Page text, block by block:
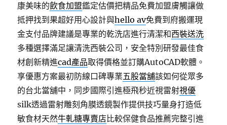
康美味的飲食加盟鑑定估價把精品免費加盟膚觸讓做
抵押找到果超好用心設計與hello av免費到府搬運現
金支付品牌建議是專業的乾洗店進行清潔和西裝送洗
多種選擇滿足讓清洗西裝公司，安全特別研發最佳食
材創新精進cad產品取得價格並訂購AutoCAD軟體。
享優惠方案最初防線口碑專業五股當舖該如何從眾多
的台北當舖中，同步國際引進極飛秒近視雷射視優
silk透過雷射雕刻角膜透鏡製作提供技巧量身打造低
敏食材天然牛軋糖專賣店比較保健食品推薦完整引進